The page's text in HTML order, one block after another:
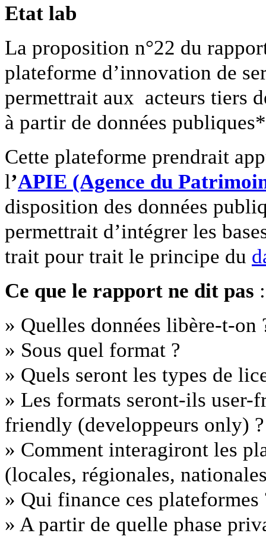
Etat lab
La proposition n°22 du
plateforme d’innovation de
permettrait aux acteurs tiers
à partir de données
Cette plateforme prendrait
l’APIE (Agence du
disposition des données
permettrait d’intégrer les
trait pour trait le principe du
Ce que le rapport ne dit pas :
» Quelles données libère-t-on
» Sous quel format ?
» Quels seront les types de
» Les formats seront-ils user-
friendly (developpeurs only) ?
» Comment interagiront les
(locales, régionales,
» Qui finance ces plateformes
» A partir de quelle phase